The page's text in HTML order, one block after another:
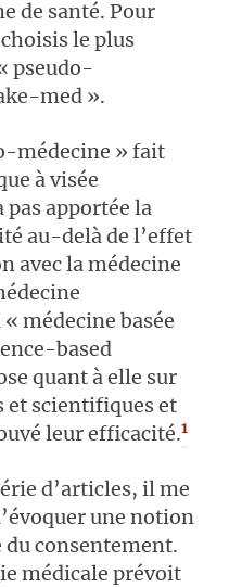
de santé. Pour
le plus
pseudo-
med ».
médecine » fait
à visée
apportée la
au-delà de l’effet
avec la médecine
médecine basée
based
quant à elle sur
et scientifiques et
leur efficacité.1
d’articles, il me
une notion
du consentement.
médicale prévoit